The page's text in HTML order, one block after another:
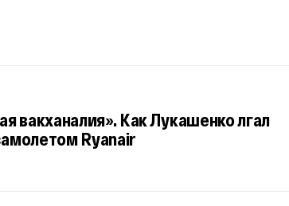
вакханалия». Как Лукашенко лгал
Ryanair